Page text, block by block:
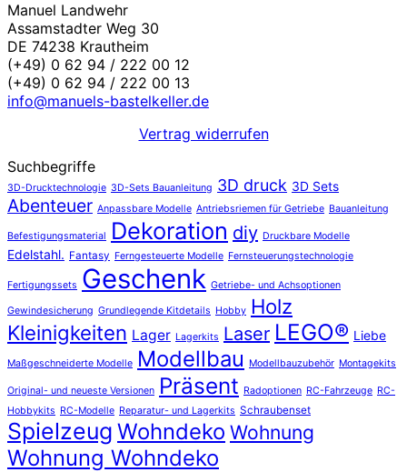
Manuel Landwehr
Assamstadter Weg 30
DE 74238 Krautheim
(+49) 0 62 94 / 222 00 12
(+49) 0 62 94 / 222 00 13
info@manuels-bastelkeller.de
Vertrag widerrufen
Suchbegriffe
3D-Drucktechnologie 3D-Sets Bauanleitung 3D druck 3D Sets
Abenteuer Anpassbare Modelle Antriebsriemen für Getriebe Bauanleitung
Befestigungsmaterial Dekoration diy Druckbare Modelle
Edelstahl. Fantasy Ferngesteuerte Modelle Fernsteuerungstechnologie
Fertigungssets Geschenk Getriebe- und Achsoptionen
Gewindesicherung Grundlegende Kitdetails Hobby Holz
Kleinigkeiten Lager Lagerkits Laser LEGO® Liebe
Maßgeschneiderte Modelle Modellbau Modellbauzubehör Montagekits
Original- und neueste Versionen Präsent Radoptionen RC-Fahrzeuge RC-
Hobbykits RC-Modelle Reparatur- und Lagerkits Schraubenset
Spielzeug Wohndeko Wohnung
Wohnung Wohndeko